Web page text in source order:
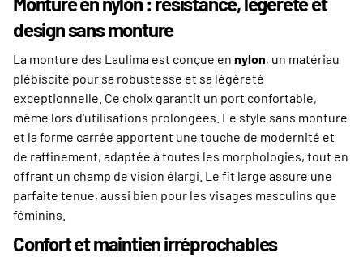
design sans monture
La monture des Laulima est conçue en nylon, un matériau
plébiscité pour sa robustesse et sa légèreté
exceptionnelle. Ce choix garantit un port confortable,
même lors d'utilisations prolongées. Le style sans monture
et la forme carrée apportent une touche de modernité et
de raffinement, adaptée à toutes les morphologies, tout en
offrant un champ de vision élargi. Le fit large assure une
parfaite tenue, aussi bien pour les visages masculins que
féminins.
Confort et maintien irréprochables